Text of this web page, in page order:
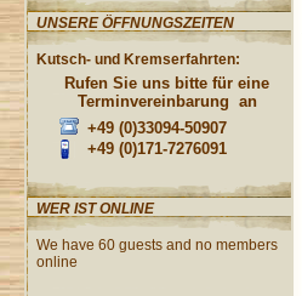
UNSERE ÖFFNUNGSZEITEN
Kutsch- und Kremserfahrten:
Rufen Sie uns bitte für eine
Terminvereinbarung an
+49 (0)33094-50907
+49 (0)171-7276091
WER IST ONLINE
We have 60 guests and no members
online